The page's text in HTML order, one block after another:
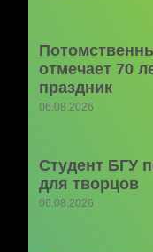
отмечает 70
праздник
06.08.2026
Студент БГУ
для творцов
06.08.2026